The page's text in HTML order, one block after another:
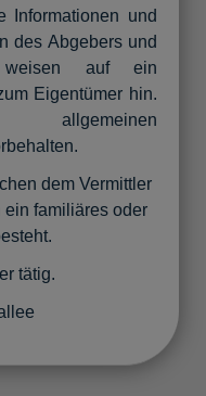
Informationen und
des Abgebers und
auf ein
Eigentümer hin.
dem Vermittler
ein familiäres oder
tätig.